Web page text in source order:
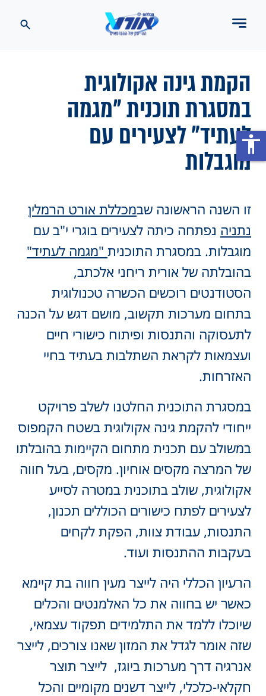
הקמת גינה אקולוגית
במסגרת תוכנית "מגמה
לעתיד" לצעירים עם
מוגבלות
זו השנה הראשונה שבמכללת אורט הרמלין
נתניה נפתחה כיתה לצעירים בוגרי י"ב עם
מוגבלות. במסגרת התוכנית "מגמה לעתיד"
בהובלתה של אורית ריחני אלכתב,
הסטודנטים רוכשים הכשרה טכנולוגית
בתחום מערכות תקשוב, מושם דגש על הכנה
לתעסוקה והתנסות ופיתוח כישורי חיים
ועצמאות לקראת השתלבות בעתיד בחיי
האזרחות.
במסגרת התוכנית החלטנו לשלב פרויקט
ייחודי להקמת גינה אקולוגית בשטח הקמפוס
במשולב עם תכנית מתחום הקיימות בהובלתו
של המרצה מקסים אוחיון. מקסים, בעל חווה
אקולוגית, שולב בתוכנית במטרה לסייע
לצעירים לפתח כישורים הכוללים תכנון,
התנסות, עבודת צוות, הפקת לקחים
בעקבות ההתנסות ועוד.
הרעיון הכללי היה לייצר מעין חווה בת קיימא
כאשר יש בחווה את כל האלמנטים והכלים
שיוכלו ללמד את התלמידים תפקוד עצמאי,
שזה אומר לגדל את המזון שאנו צורכים, לייצר
אנרגיה דרך מערכות ביוגז, לייצר תוצר
חקלאי-כלכלי, לייצר דשנים מקומיים והכל
accessibility